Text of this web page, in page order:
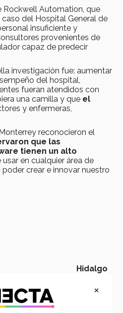
Rockwell Automation, que
caso del Hospital General de
insuficiente y
provenientes de
capaz de predecir
investigación fue: aumentar
del hospital,
fueran atendidos con
una camilla y que el
y enfermeras,
reconocieron el
que las
tienen un alto
usar en cualquier área de
crear e innovar nuestro
Hidalgo
Ingeniería y Ciencias
×